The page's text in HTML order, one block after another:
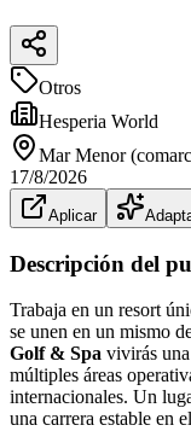
Otros
Hesperia World
Mar Menor
17/8/2026
Aplicar
Descripción del
Trabaja en un resort
se unen en un mismo
Golf & Spa vivirás
múltiples áreas
internacionales. Un
una carrera estable en